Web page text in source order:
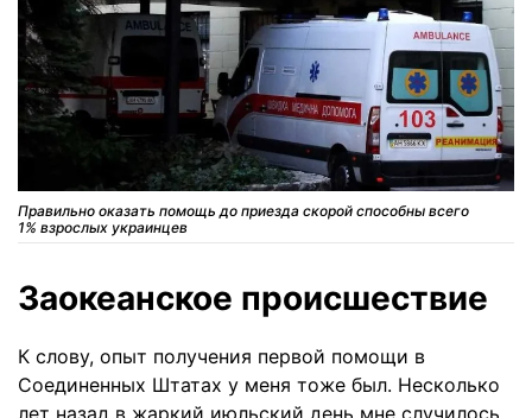
Правильно оказать помощь до приезда скорой способны всего
1% взрослых украинцев
Заокеанское происшествие
К слову, опыт получения первой помощи в
Соединенных Штатах у меня тоже был. Несколько
лет назад в жаркий июльский день мне случилось